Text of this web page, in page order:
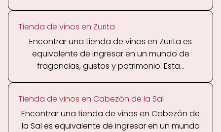
Tienda de vinos en Zurita
Encontrar una tienda de vinos en Zurita es
equivalente de ingresar en un mundo de
fragancias, gustos y patrimonio. Esta...
Tienda de vinos en Cabezón de la Sal
Encontrar una tienda de vinos en Cabezón de
la Sal es equivalente de ingresar en un mundo